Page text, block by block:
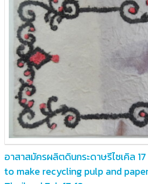
อาสาสมัครผลิตดินกระดาษรีไซเคิล
to make recycling pulp and